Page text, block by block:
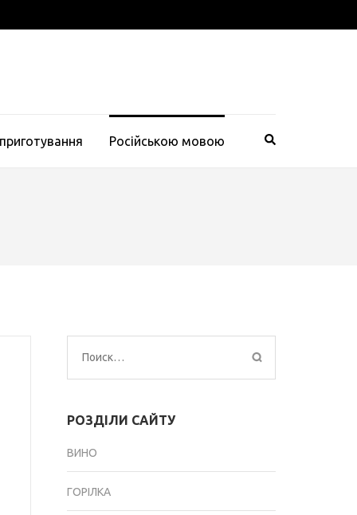
Російською мовою
Найти:
РОЗДІЛИ САЙТУ
ВИНО
ГОРІЛКА